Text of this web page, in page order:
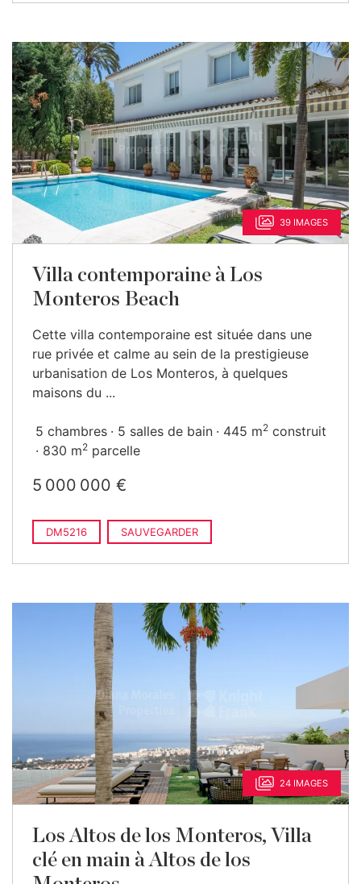
39 IMAGES
Villa contemporaine à Los
Monteros Beach
Cette villa contemporaine est située dans une
rue privée et calme au sein de la prestigieuse
urbanisation de Los Monteros, à quelques
maisons du ...
5 chambres 5 salles de bain 445 m2 construit
830 m2 parcelle
5 000 000 €
DM5216 SAUVEGARDER
24 IMAGES
Los Altos de los Monteros, Villa
clé en main à Altos de los